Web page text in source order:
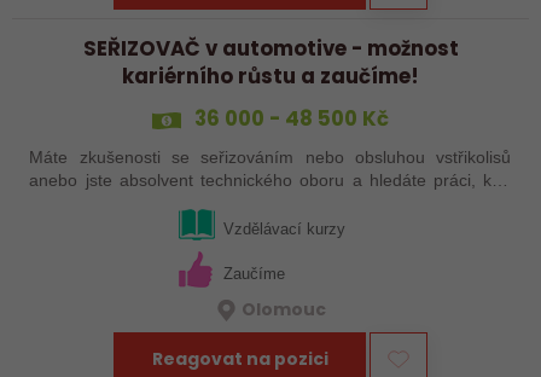
SEŘIZOVAČ v automotive - možnost
kariérního růstu a zaučíme!
36 000 - 48 500 Kč
Máte zkušenosti se seřizováním nebo obsluhou vstřikolisů
anebo jste absolvent technického oboru a hledáte práci, kde
řešení a práce přímo ve…Vzdělávací kurzy
Zaučíme
Olomouc
Reagovat na pozici